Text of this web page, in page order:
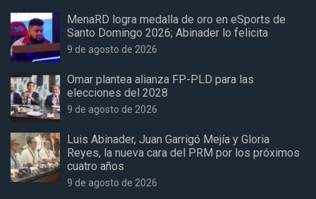
MenaRD logra medalla de oro en eSports de
Santo Domingo 2026; Abinader lo felicita
9 de agosto de 2026
Omar plantea alianza FP-PLD para las
elecciones del 2028
9 de agosto de 2026
Luis Abinader, Juan Garrigó Mejía y Gloria
Reyes, la nueva cara del PRM por los próximos
cuatro años
9 de agosto de 2026